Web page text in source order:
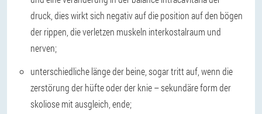
druck, dies wirkt sich negativ auf die position auf den bögen
der rippen, die verletzen muskeln interkostalraum und
nerven;
unterschiedliche länge der beine, sogar tritt auf, wenn die
zerstörung der hüfte oder der knie – sekundäre form der
skoliose mit ausgleich, ende;